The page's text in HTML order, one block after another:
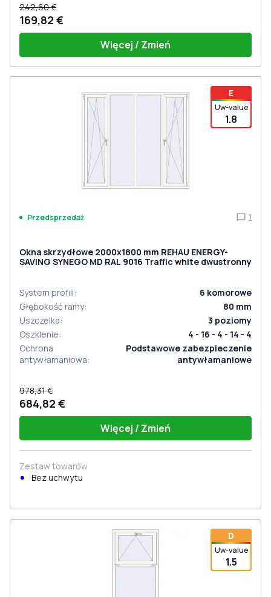
242,60 €
169,82 €
Więcej / Zmień
E
Uw-value
1.8
Przedsprzedaż 1
Okna skrzydłowe 2000x1800 mm REHAU ENERGY-
SAVING SYNEGO MD RAL 9016 Traffic white dwustronny
System profili: 6 komorowe
Głębokość ramy: 80 mm
Uszczelka: 3 poziomy
Oszklenie:
4 - 16 - 4 - 14 - 4
Ochrona
antywłamaniowa:
Podstawowe zabezpieczenie
antywłamaniowe
978,31 €
684,82 €
Więcej / Zmień
Zestaw towarów
Bez uchwytu
D
Uw-value
1.5